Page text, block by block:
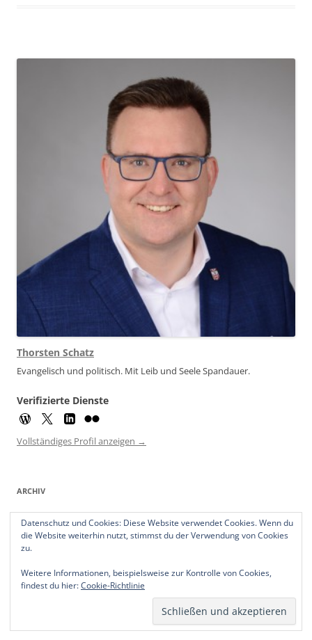
Thorsten Schatz
Evangelisch und politisch. Mit Leib und Seele Spandauer.
Verifizierte Dienste
Vollständiges Profil anzeigen →
ARCHIV
Archiv
Stolz präsentiert von WordPress
Datenschutz und Cookies: Diese Website verwendet Cookies. Wenn du
die Website weiterhin nutzt, stimmst du der Verwendung von Cookies
zu.
Weitere Informationen, beispielsweise zur Kontrolle von Cookies,
findest du hier:Cookie-Richtlinie